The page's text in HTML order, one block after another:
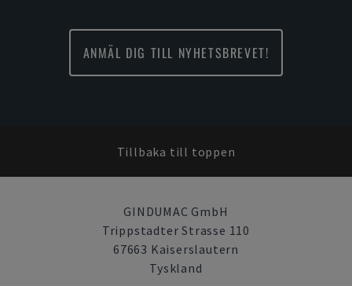
ANMÄL DIG TILL NYHETSBREVET!
Tillbaka till toppen
GINDUMAC GmbH
Trippstadter Strasse 110
67663 Kaiserslautern
Tyskland